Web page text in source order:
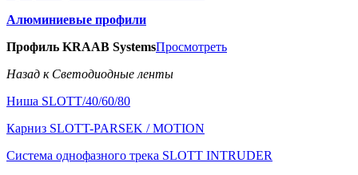
Алюминиевые профили
Профиль KRAAB SystemsПросмотреть
Назад к Светодиодные ленты
Ниша SLOTT/40/60/80
Карниз SLOTT-PARSEK / MOTION
Система однофазного трека SLOTT INTRUDER